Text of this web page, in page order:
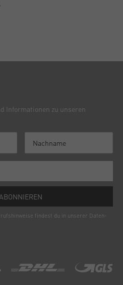
Informationen zu unseren
ABONNIEREN
findest du in unserer Daten­